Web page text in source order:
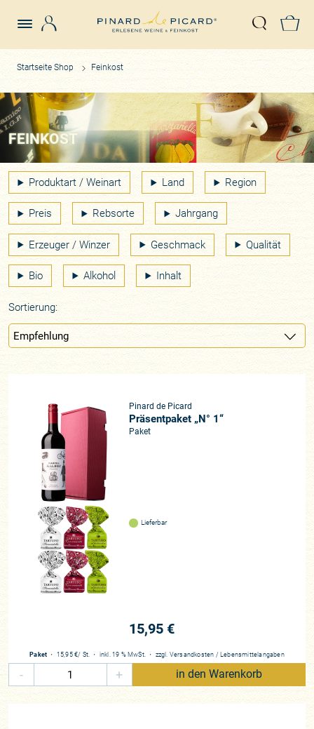
Suche
Startseite Shop Feinkost
FEINKOST
Produktart / Weinart Land Region
Preis Rebsorte Jahrgang
Erzeuger / Winzer Geschmack Qualität
Bio Alkohol Inhalt
Sortierung:
Pinard de Picard
Präsentpaket „N° 1“
Paket
Lieferbar
15,95 €
Paket ・ 15,95 €/ St. ・ inkl. 19 % MwSt.・ zzgl. Versandkosten / Lebensmittelangaben
- + in den Warenkorb